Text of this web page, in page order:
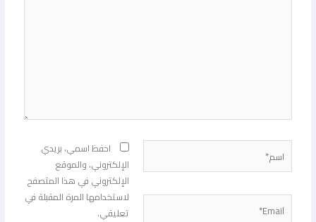
احفظ اسمي، بريدي
الإلكتروني، والموقع
الإلكتروني في هذا المتصفح
لاستخدامها المرة المقبلة في
تعليقي.